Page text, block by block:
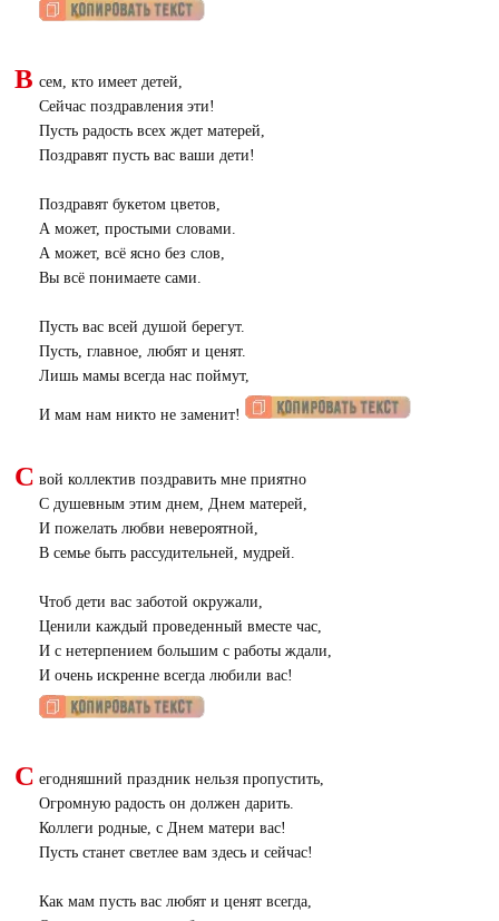
В сем, кто имеет детей,
Сейчас поздравления эти!
Пусть радость всех ждет матерей,
Поздравят пусть вас ваши дети!
Поздравят букетом цветов,
А может, простыми словами.
А может, всё ясно без слов,
Вы всё понимаете сами.
Пусть вас всей душой берегут.
Пусть, главное, любят и ценят.
Лишь мамы всегда нас поймут,
И мам нам никто не заменит!
С вой коллектив поздравить мне приятно
С душевным этим днем, Днем матерей,
И пожелать любви невероятной,
В семье быть рассудительней, мудрей.
Чтоб дети вас заботой окружали,
Ценили каждый проведенный вместе час,
И с нетерпением большим с работы ждали,
И очень искренне всегда любили вас!
С егодняшний праздник нельзя пропустить,
Огромную радость он должен дарить.
Коллеги родные, с Днем матери вас!
Пусть станет светлее вам здесь и сейчас!
Как мам пусть вас любят и ценят всегда,